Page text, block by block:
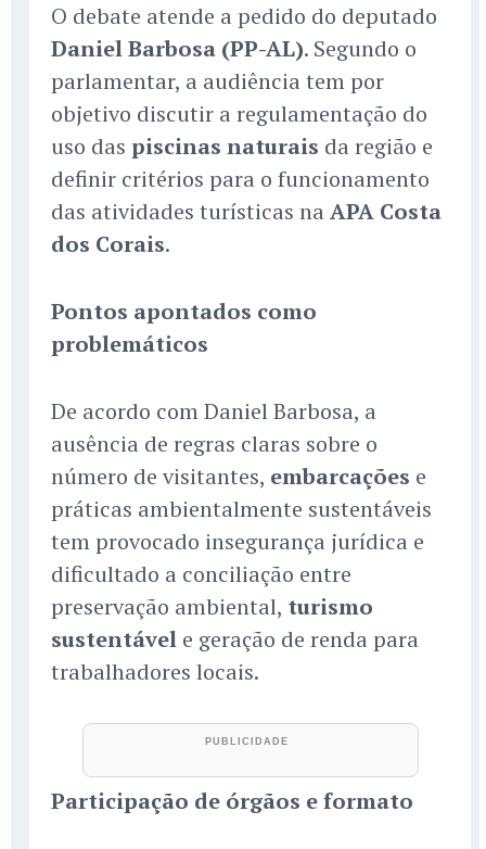
O debate atende a pedido do deputado
Daniel Barbosa (PP-AL). Segundo o
parlamentar, a audiência tem por
objetivo discutir a regulamentação do
uso das piscinas naturais da região e
definir critérios para o funcionamento
das atividades turísticas na APA Costa
dos Corais.
Pontos apontados como
problemáticos
De acordo com Daniel Barbosa, a
ausência de regras claras sobre o
número de visitantes, embarcações e
práticas ambientalmente sustentáveis
tem provocado insegurança jurídica e
dificultado a conciliação entre
preservação ambiental, turismo
sustentável e geração de renda para
trabalhadores locais.
Participação de órgãos e formato